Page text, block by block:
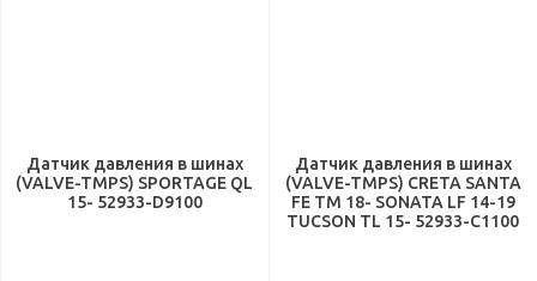
Датчик давления в шинах
(VALVE-TMPS) SPORTAGE QL
15- 52933-D9100
Датчик давления в шинах
(VALVE-TMPS) CRETA SANTA
FE TM 18- SONATA LF 14-19
TUCSON TL 15- 52933-C1100